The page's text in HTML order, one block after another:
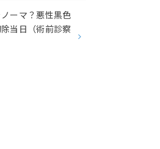
ーマ？悪性黒色
当日（術前診察